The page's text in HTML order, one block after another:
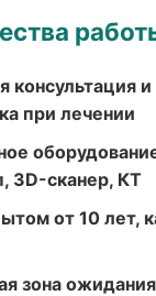
консультация и
при лечении
3D-сканер, КТ
от 10 лет,
зона